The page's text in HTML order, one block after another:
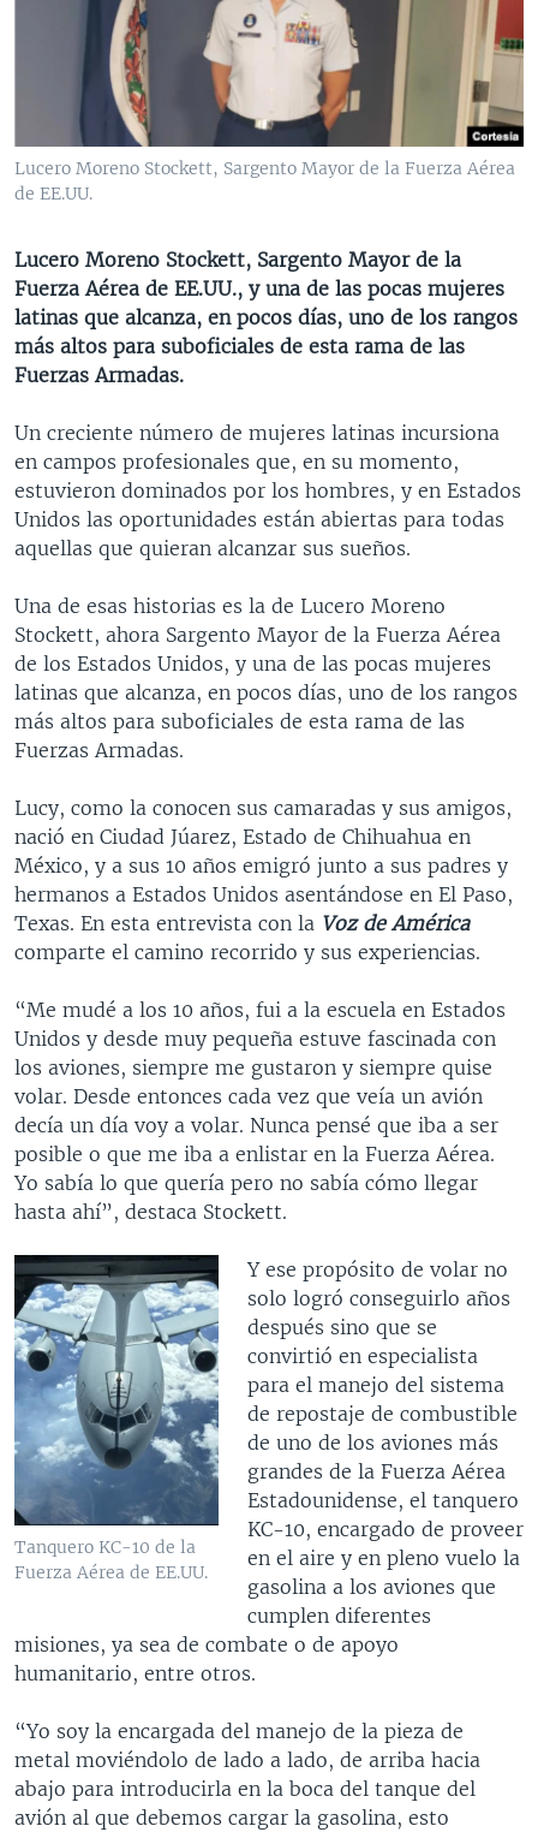
VENEZUELA
NICARAGUA
ECONOMÍA
ENTRETENIMIENTO Y CULTURA
TECNOLOGÍA
DEPORTES
CIENCIA Y SALUD
MULTIMEDIA
FOTOGRAFÍA
AUDIOS
PROGRAMAS TV
EL MUNDO AL DÍA
FORO INTERAMERICANO
VISIÓN 360
PANORAMA
AVANCE INFORMATIVO
AUDIONOTICIAS
ESTADOS UNIDOS AL DÍA
EL MUNDO AL DÍA [RADIO]
FORO [RADIO]
NOTA ECONÓMICA
ENTRETENIMIENTO
DIRECT
DOCUMENTALES DE LA VOA
Learning English
SÍGANOS
Idiomas
Lucero Moreno Stockett, Sargento Mayor de la Fuerza Aérea
de EE.UU.
Lucero Moreno Stockett, Sargento Mayor de la
Fuerza Aérea de EE.UU., y una de las pocas mujeres
latinas que alcanza, en pocos días, uno de los rangos
más altos para suboficiales de esta rama de las
Fuerzas Armadas.
Un creciente número de mujeres latinas incursiona
en campos profesionales que, en su momento,
estuvieron dominados por los hombres, y en Estados
Unidos las oportunidades están abiertas para todas
aquellas que quieran alcanzar sus sueños.
Una de esas historias es la de Lucero Moreno
Stockett, ahora Sargento Mayor de la Fuerza Aérea
de los Estados Unidos, y una de las pocas mujeres
latinas que alcanza, en pocos días, uno de los rangos
más altos para suboficiales de esta rama de las
Fuerzas Armadas.
Lucy, como la conocen sus camaradas y sus amigos,
nació en Ciudad Júarez, Estado de Chihuahua en
México, y a sus 10 años emigró junto a sus padres y
hermanos a Estados Unidos asentándose en El Paso,
Texas. En esta entrevista con la Voz de América
comparte el camino recorrido y sus experiencias.
“Me mudé a los 10 años, fui a la escuela en Estados
Unidos y desde muy pequeña estuve fascinada con
los aviones, siempre me gustaron y siempre quise
volar. Desde entonces cada vez que veía un avión
decía un día voy a volar. Nunca pensé que iba a ser
posible o que me iba a enlistar en la Fuerza Aérea.
Yo sabía lo que quería pero no sabía cómo llegar
hasta ahí”, destaca Stockett.
Tanquero KC-10 de la
Fuerza Aérea de EE.UU.
Y ese propósito de volar no
solo logró conseguirlo años
después sino que se
convirtió en especialista
para el manejo del sistema
de repostaje de combustible
de uno de los aviones más
grandes de la Fuerza Aérea
Estadounidense, el tanquero
KC-10, encargado de proveer
en el aire y en pleno vuelo la
gasolina a los aviones que
cumplen diferentes
misiones, ya sea de combate o de apoyo
humanitario, entre otros.
“Yo soy la encargada del manejo de la pieza de
metal moviéndolo de lado a lado, de arriba hacia
abajo para introducirla en la boca del tanque del
avión al que debemos cargar la gasolina, esto